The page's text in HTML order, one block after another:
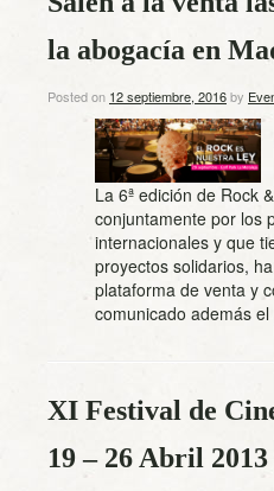
la abogacía en
Posted on 12 septiembre, 2016by
La 6ª edición de Rock
conjuntamente por los
internacionales y que
proyectos solidarios,
plataforma de venta y
comunicado además el
XI Festival de
19 – 26 Abril 2013